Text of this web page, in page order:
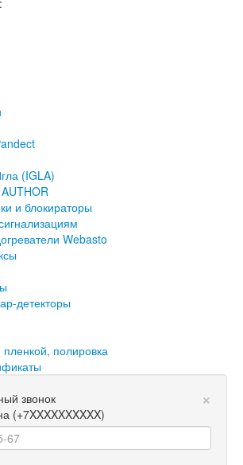
(IGLA)
и блокираторы
Webasto
детекторы
полировка
×
звонок
(+7XXXXXXXXXX)